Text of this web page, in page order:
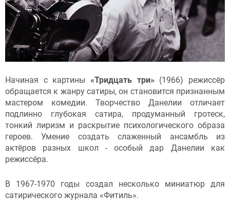
Начиная с картины «Тридцать три» (1966) режиссёр
обращается к жанру сатиры, он становится признанным
мастером комедии. Творчество Данелии отличает
подлинно глубокая сатира, продуманный гротеск,
тонкий лиризм и раскрытие психологического образа
героев. Умение создать слаженный ансамбль из
актёров разных школ - особый дар Данелии как
режиссёра.
В 1967-1970 годы создал несколько миниатюр для
сатирического журнала «Фитиль».